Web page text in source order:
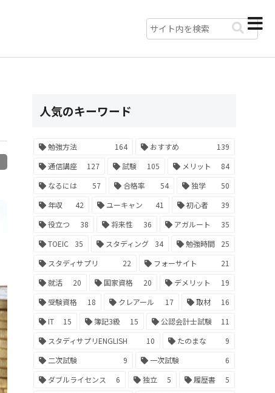
人気のキーワード
勉強方法 164 おすすめ
139
通信講座
127 試験 105 メリット
84
なるには
57 合格率 54 独学
50
年収
42 ユーキャン 41 初心者
39
役立つ
38 将来性 36 アガルート
35
TOEIC
35 スタディング 34 勉強時間
25
スタディサプリ
22 フォーサイト
21
就活
20 国家資格 20 デメリット
19
受験資格
18 クレアール 17 取材
16
IT
15 簿記3級 15 公認会計士試験
11
スタディサプリENGLISH
10 たのまな
9
二次試験
9 一次試験
6
ダブルライセンス
6 独立 5 履歴書
5